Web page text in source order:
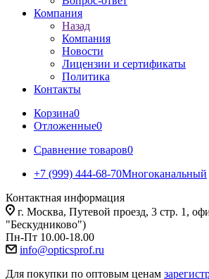
Компания
Назад
Компания
Новости
Лицензии и сертификаты
Политика
Контакты
Корзина0
Отложенные0
Сравнение товаров0
+7 (999) 444-68-70Многоканальный
Контактная информация
г. Москва, Путевой проезд, 3 стр. 1,
"Бескудниково")
Пн-Пт 10.00-18.00
info@opticsprof.ru
Для покупки по оптовым ценам